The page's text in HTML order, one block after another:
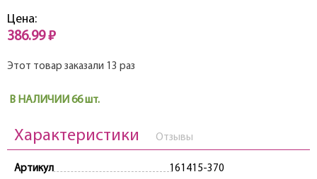
Цена:
386.99 ₽
Этот товар заказали 13 раз
В НАЛИЧИИ 66 шт.
Характеристики Отзывы
Артикул
161415-370